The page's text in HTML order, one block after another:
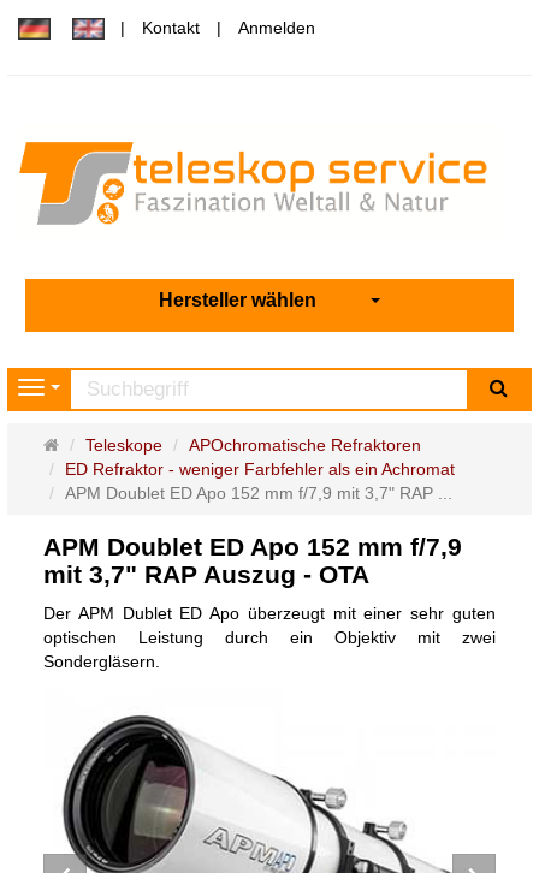
Kontakt Anmelden
Hersteller wählen
Navigation
Startseite
Teleskope
APOchromatische Refraktoren
ED Refraktor - weniger Farbfehler als ein Achromat
APM Doublet ED Apo 152 mm f/7,9 mit 3,7" RAP ...
APM Doublet ED Apo 152 mm f/7,9
mit 3,7" RAP Auszug - OTA
Der APM Dublet ED Apo überzeugt mit einer sehr guten
optischen Leistung durch ein Objektiv mit zwei
Sondergläsern.